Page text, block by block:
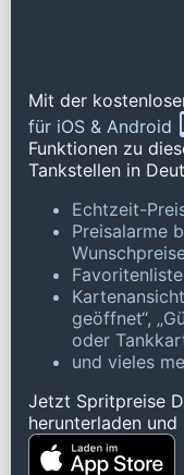
Mit der
für iOS & Android
Funktionen zu
Tankstellen in
Echtzeit-
Preisalarme
geöffnet“,
oder
und vieles
Jetzt Spritpreise
herunterladen